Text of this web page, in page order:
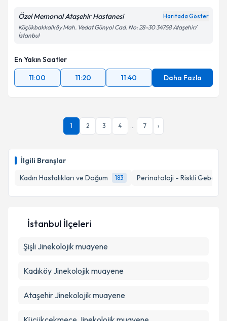
İlgili Branşlar
Kadın Hastalıkları ve Doğum
183 Perinatoloji - Riskli
Özel Memorıal Ataşehir Hastanesi
Küçükbakkalköy Mah. Vedat Günyol Cad. No: 28-30 34758 Ataşehir/
En Yakın Saatler
11:00
11:20 11:40 Daha Fazla
İstanbul İlçeleri
Şişli Jinekolojik muayene
Kadıköy Jinekolojik muayene
Ataşehir Jinekolojik muayene